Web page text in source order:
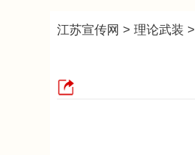
江苏宣传网 > 理论武装 >